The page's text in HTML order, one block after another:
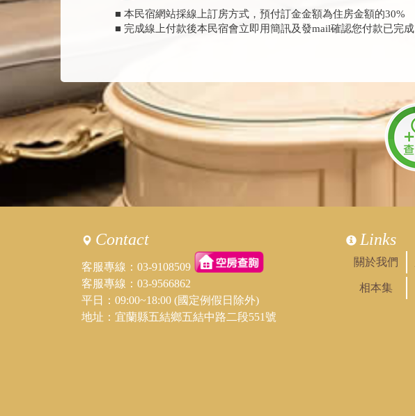
■ 本民宿網站採線上訂房方式，預付訂金金額為住房金額的30%
■ 完成線上付款後本民宿會立即用簡訊及發mail確認您付款已完成
Contact
客服專線： 03-9108509
客服專線： 03-9566862
平日：09:00~18:00 (國定例假日除外)
地址：宜蘭縣五結鄉五結中路二段551號
Links
關於我們
相本集